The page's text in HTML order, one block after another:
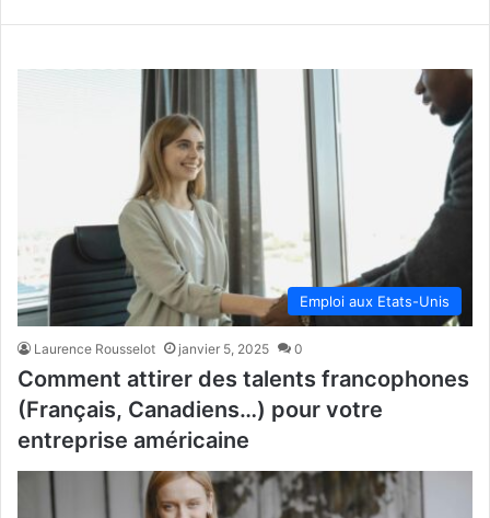
Emploi aux Etats-Unis
Laurence Rousselot janvier 5, 2025 0
Comment attirer des talents francophones
(Français, Canadiens…) pour votre
entreprise américaine